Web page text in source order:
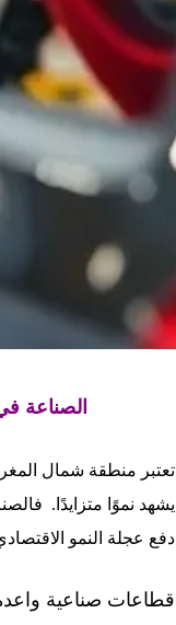
الصناعة في
تعتبر منطقة شمال
يشهد نموًا متزايدًا.
دفع عجلة النمو
قطاعات صناعية